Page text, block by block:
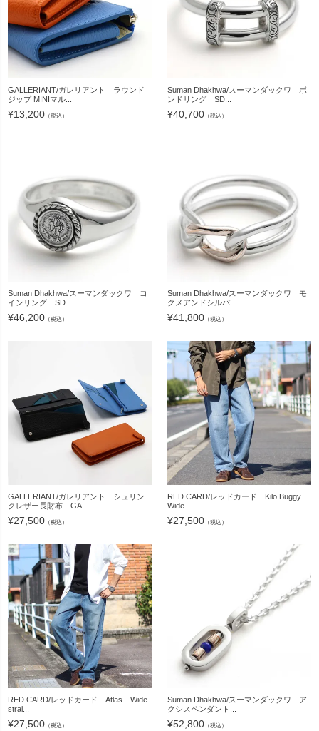
GALLERIANT/ガレリアント ラウンド
ジップ MINIマル...
¥13,200 （税込）
Suman Dhakhwa/スーマンダックワ ボ
ンドリング SD...
¥40,700 （税込）
Suman Dhakhwa/スーマンダックワ コ
インリング SD...
¥46,200 （税込）
Suman Dhakhwa/スーマンダックワ モ
クメアンドシルバ...
¥41,800 （税込）
GALLERIANT/ガレリアント シュリン
クレザー長財布 GA...
¥27,500 （税込）
RED CARD/レッドカード Kilo Buggy
Wide ...
¥27,500 （税込）
RED CARD/レッドカード Atlas Wide
strai...
¥27,500 （税込）
Suman Dhakhwa/スーマンダックワ ア
クシスペンダント...
¥52,800 （税込）